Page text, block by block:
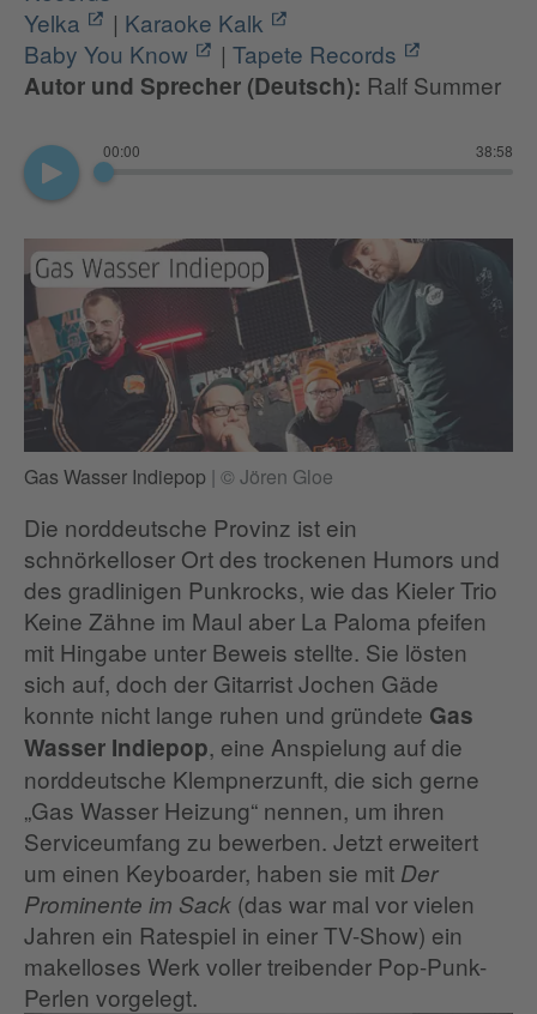
Yelka
| Karaoke Kalk
Baby You Know
|Tapete Records
Autor und Sprecher (Deutsch): Ralf Summer
00:00 38:58
Gas Wasser Indiepop | © Jören Gloe
Die norddeutsche Provinz ist ein
schnörkelloser Ort des trockenen Humors und
des gradlinigen Punkrocks, wie das Kieler Trio
Keine Zähne im Maul aber La Paloma pfeifen
mit Hingabe unter Beweis stellte. Sie lösten
sich auf, doch der Gitarrist Jochen Gäde
konnte nicht lange ruhen und gründete Gas
Wasser Indiepop, eine Anspielung auf die
norddeutsche Klempnerzunft, die sich gerne
„Gas Wasser Heizung“ nennen, um ihren
Serviceumfang zu bewerben. Jetzt erweitert
um einen Keyboarder, haben sie mit Der
Prominente im Sack (das war mal vor vielen
Jahren ein Ratespiel in einer TV-Show) ein
makelloses Werk voller treibender Pop-Punk-
Perlen vorgelegt.